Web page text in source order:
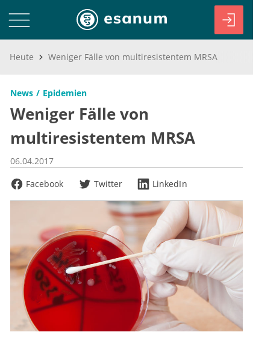
Heute Weniger Fälle von multiresistentem MRSA
News Epidemien
Weniger Fälle von
multiresistentem MRSA
06.04.2017
Facebook
Twitter LinkedIn